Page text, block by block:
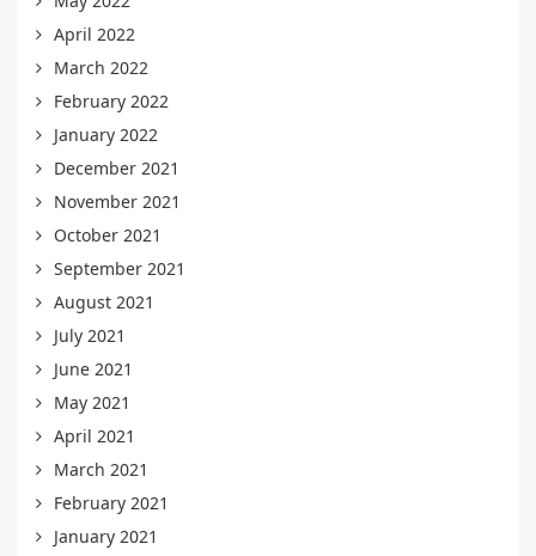
April 2022
March 2022
February 2022
January 2022
December 2021
November 2021
October 2021
September 2021
August 2021
July 2021
June 2021
May 2021
April 2021
March 2021
February 2021
January 2021